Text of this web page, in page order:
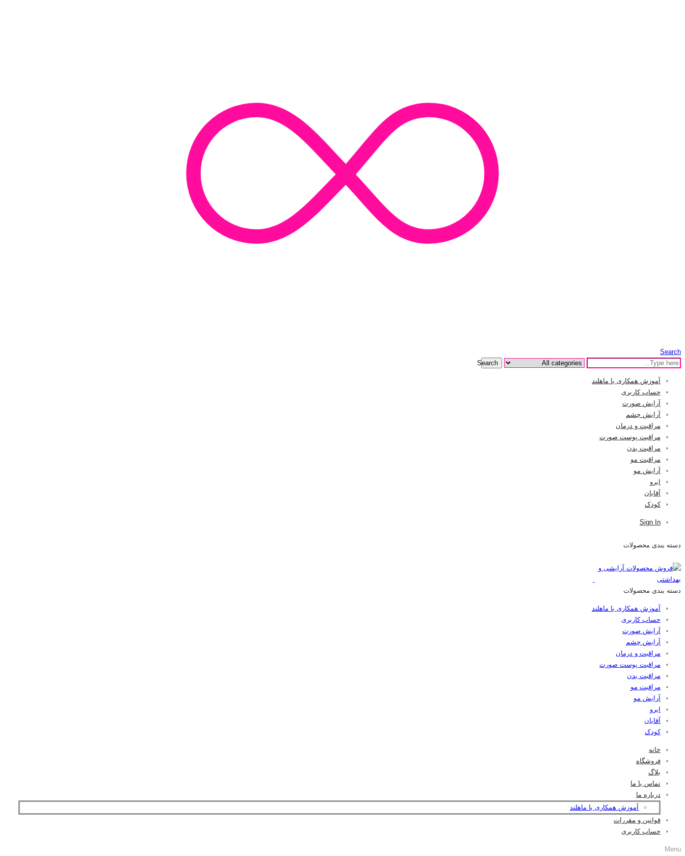
Search
Search
آموزش همکاری با ماهلند
حساب کاربری
آرایش صورت
آرایش چشم
مراقبت و درمان
مراقبت پوست صورت
مراقبت بدن
مراقبت مو
آرایش مو
ابرو
آقایان
کودک
Sign In
دسته بندی محصولات
دسته بندی محصولات
آموزش همکاری با ماهلند
حساب کاربری
آرایش صورت
آرایش چشم
مراقبت و درمان
مراقبت پوست صورت
مراقبت بدن
مراقبت مو
آرایش مو
ابرو
آقایان
کودک
خانه
فروشگاه
بلاگ
تماس با ما
درباره ما
آموزش همکاری با ماهلند
قوانین و مقررات
حساب کاربری
Menu